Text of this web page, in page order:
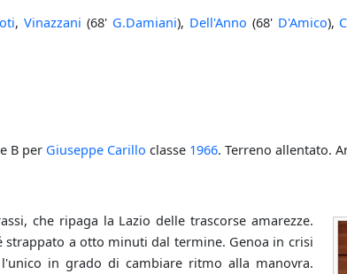
,Vinazzani (68' G.Damiani), Dell'Anno (68' D'Amico),
B per Giuseppe Carillo classe 1966. Terreno allentato.
che ripaga la Lazio delle trascorse amarezze.
strappato a otto minuti dal termine. Genoa in crisi
in grado di cambiare ritmo alla manovra.